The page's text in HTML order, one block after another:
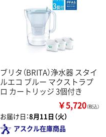
ブリタ（BRITA）浄水器 スタイ
ルエコ ブルー マクストラプ
ロ カートリッジ 3個付き
￥5,720（税込）
お届け日：8月11日（火）
アスクル在庫商品